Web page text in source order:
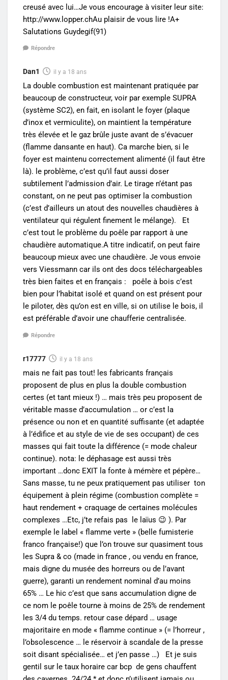
creusé avec lui…Je vous encourage à visiter leur site:
http://www.lopper.chAu plaisir de vous lire !A+
Salutations Guydegif(91)
Répondre
Dan1 il y a 18 ans
La double combustion est maintenant pratiquée par
beaucoup de constructeur, voir par exemple SUPRA
(système SC2), en fait, en isolant le foyer (plaque
d’inox et vermiculite), on maintient la température
très élevée et le gaz brûle juste avant de s’évacuer
(flamme dansante en haut). Ca marche bien, si le
foyer est maintenu correctement alimenté (il faut être
là). le problème, c’est qu’il faut aussi doser
subtilement l’admission d’air. Le tirage n’étant pas
constant, on ne peut pas optimiser la combustion
(c’est d’ailleurs un atout des nouvelles chaudières à
ventilateur qui régulent finement le mélange). Et
c’est tout le problème du poêle par rapport à une
chaudière automatique.A titre indicatif, on peut faire
beaucoup mieux avec une chaudière. Je vous envoie
vers Viessmann car ils ont des docs téléchargeables
très bien faites et en français : poêle à bois c’est
bien pour l’habitat isolé et quand on est présent pour
le piloter, dès qu’on est en ville, si on utilise le bois, il
est préférable d’avoir une chaufferie centralisée.
Répondre
r17777 il y a 18 ans
mais ne fait pas tout! les fabricants français
proposent de plus en plus la double combustion
certes (et tant mieux !) … mais très peu proposent de
véritable masse d’accumulation … or c’est la
présence ou non et en quantité suffisante (et adaptée
à l’édifice et au style de vie de ses occupant) de ces
masses qui fait toute la différence (= mode chaleur
continue). nota: le déphasage est aussi très
important …donc EXIT la fonte à mémère et pépère…
Sans masse, tu ne peux pratiquement pas utiliser ton
équipement à plein régime (combustion complète =
haut rendement + craquage de certaines molécules
complexes …Etc, j’te refais pas le laïus 😉 ). Par
exemple le label « flamme verte » (belle fumisterie
franco française!) que l’on trouve sur quasiment tous
les Supra & co (made in france , ou vendu en france,
mais digne du musée des horreurs ou de l’avant
guerre), garanti un rendement nominal d’au moins
65% … Le hic c’est que sans accumulation digne de
ce nom le poêle tourne à moins de 25% de rendement
les 3/4 du temps. retour case dépard … usage
majoritaire en mode « flamme continue » (= l’horreur ,
l’obsolescence … le réservoir à scandale de la presse
soit disant spécialisée… et j’en passe …) Et je suis
gentil sur le taux horaire car bcp de gens chauffent